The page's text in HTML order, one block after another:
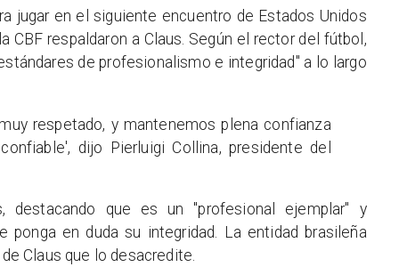
jugar en el siguiente encuentro de Estados Unidos
CBF respaldaron a Claus. Según el rector del fútbol,
de profesionalismo e integridad" a lo largo
respetado, y mantenemos plena confianza
dijo Pierluigi Collina, presidente del
destacando que es un "profesional ejemplar" y
ponga en duda su integridad. La entidad brasileña
Claus que lo desacredite.